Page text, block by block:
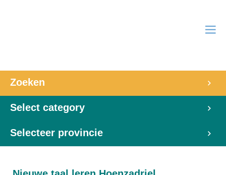
Zoeken
Select category
Selecteer provincie